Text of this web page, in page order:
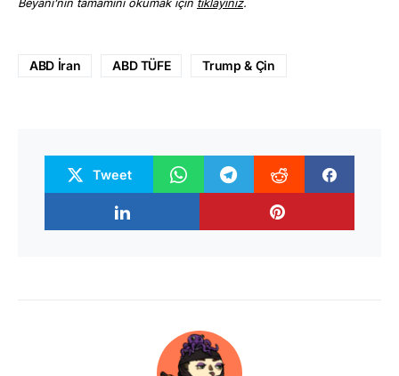
Beyanı’nın tamamını okumak için tıklayınız.
ABD İran ABD TÜFE Trump & Çin
Tweet